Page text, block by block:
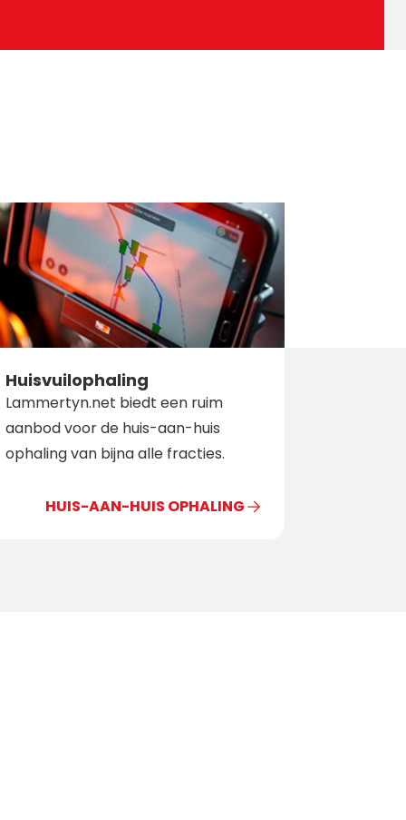
Huisvuilophaling
Lammertyn.net biedt een ruim
aanbod voor de huis-aan-huis
ophaling van bijna alle fracties.
HUIS-AAN-HUIS OPHALING